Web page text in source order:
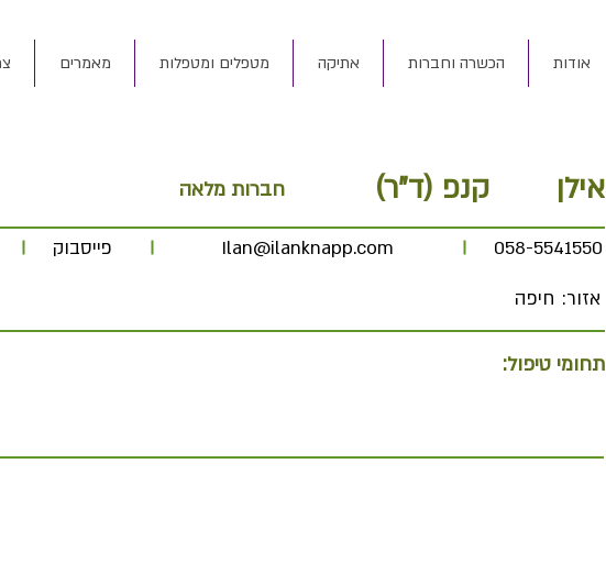
אודות הכשרה וחברות אתיקה מטפלים ומטפלות מאמרים
אילן קנפ (ד"ר) חברות מלאה
פייסבוק Ilan@ilanknapp.com
058-5541550
חיפה אזור:
תחומי טיפול: